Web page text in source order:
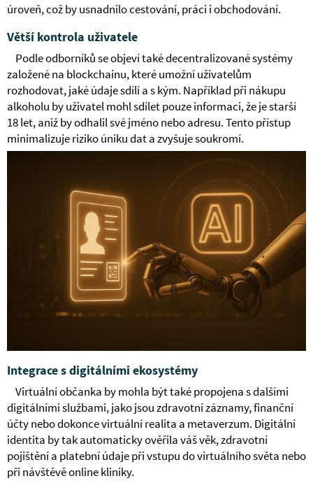
úroveň, což by usnadnilo cestování, práci i obchodování.
Větší kontrola uživatele
Podle odborníků se objeví také decentralizované systémy
založené na blockchainu, které umožní uživatelům
rozhodovat, jaké údaje sdílí a s kým. Například při nákupu
alkoholu by uživatel mohl sdílet pouze informaci, že je starší
18 let, aniž by odhalil své jméno nebo adresu. Tento přístup
minimalizuje riziko úniku dat a zvyšuje soukromí.
Integrace s digitálními ekosystémy
Virtuální občanka by mohla být také propojena s dalšími
digitálními službami, jako jsou zdravotní záznamy, finanční
účty nebo dokonce virtuální realita a metaverzum. Digitální
identita by tak automaticky ověřila váš věk, zdravotní
pojištění a platební údaje při vstupu do virtuálního světa nebo
při návštěvě online kliniky.